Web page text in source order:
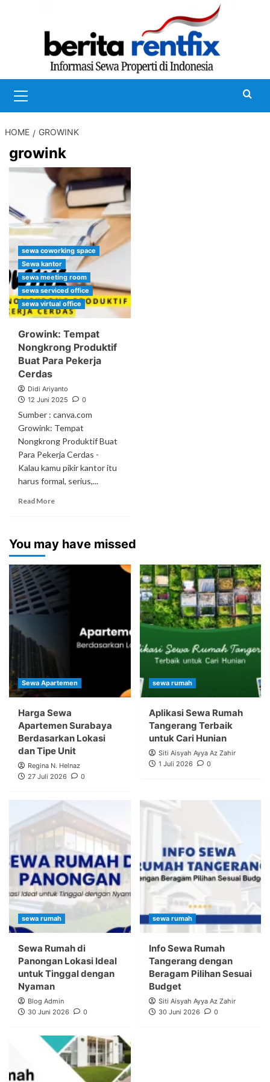
Menu
HOME GROWINK
growink
sewa coworking space
Sewa kantor
sewa meeting room
sewa serviced office
sewa virtual office
Growink: Tempat
Nongkrong Produktif
Buat Para Pekerja
Cerdas
Didi Ariyanto
12 Juni 2025
0
Sumber : canva.com
Growink: Tempat
Nongkrong Produktif Buat
Para Pekerja Cerdas -
Kalau kamu pikir kantor itu
harus formal, serius,...
Read More
You may have missed
Sewa Apartemen
Harga Sewa
Apartemen Surabaya
Berdasarkan Lokasi
dan Tipe Unit
Regina N. Helnaz
27 Juli 2026
0
sewa rumah
Aplikasi Sewa Rumah
Tangerang Terbaik
untuk Cari Hunian
Siti Aisyah Ayya Az Zahir
1 Juli 2026
0
sewa rumah
Sewa Rumah di
Panongan Lokasi Ideal
untuk Tinggal dengan
Nyaman
Blog Admin
30 Juni 2026
0
sewa rumah
Info Sewa Rumah
Tangerang dengan
Beragam Pilihan Sesuai
Budget
Siti Aisyah Ayya Az Zahir
30 Juni 2026
0